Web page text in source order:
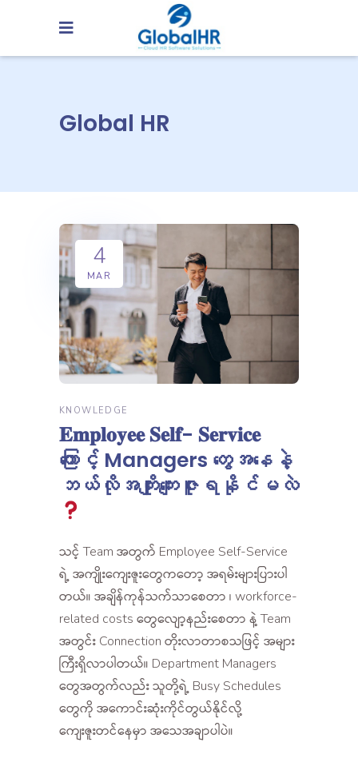
Global HR
4
MAR
KNOWLEDGE
𝐄𝐦𝐩𝐥𝐨𝐲𝐞𝐞 𝐒𝐞𝐥𝐟- 𝐒𝐞𝐫𝐯𝐢𝐜𝐞
ကြောင့် Managers တွေအနေနဲ့
ဘယ်လိုအကျိုးကျေးဇူးရနိုင်မလဲ
သင့် Team အတွက် Employee Self-Service
ရဲ့ အကျိုးကျေးဇူးတွေကတော့ အရမ်းများပြားပါ
တယ်။ အချိန်ကုန်သက်သာစေတာ ၊ workforce-
related costs တွေလျော့နည်းစေတာ နဲ့ Team
အတွင်း Connection တိုးလာတာစသဖြင့် အများ
ကြီးရှိလာပါတယ်။ Department Managers
တွေအတွက်လည်း သူတို့ရဲ့ Busy Schedules
တွေကို အကောင်းဆုံးကိုင်တွယ်နိုင်လို့
ကျေးဇူးတင်နေမှာ အသေအချာပါပဲ။